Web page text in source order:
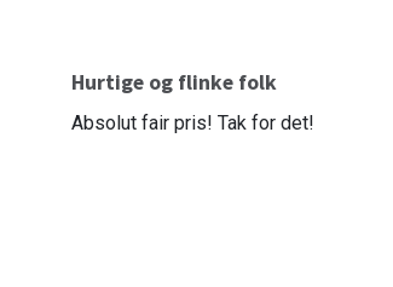
Hurtige og flinke folk
Absolut fair pris! Tak for det!